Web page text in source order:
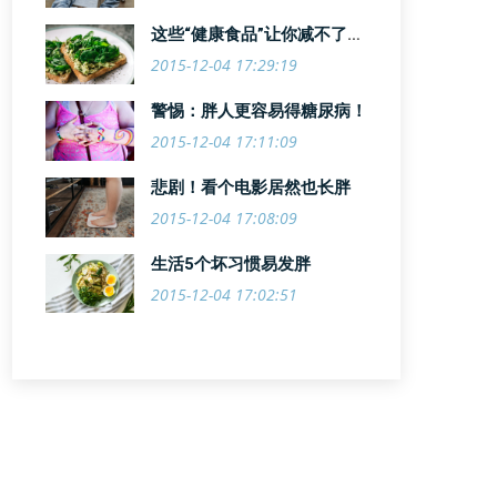
这些“健康食品”让你减不了
2015-12-04 17:29:19
警惕：胖人更容易得糖尿病！
2015-12-04 17:11:09
悲剧！看个电影居然也长胖
2015-12-04 17:08:09
生活5个坏习惯易发胖
2015-12-04 17:02:51